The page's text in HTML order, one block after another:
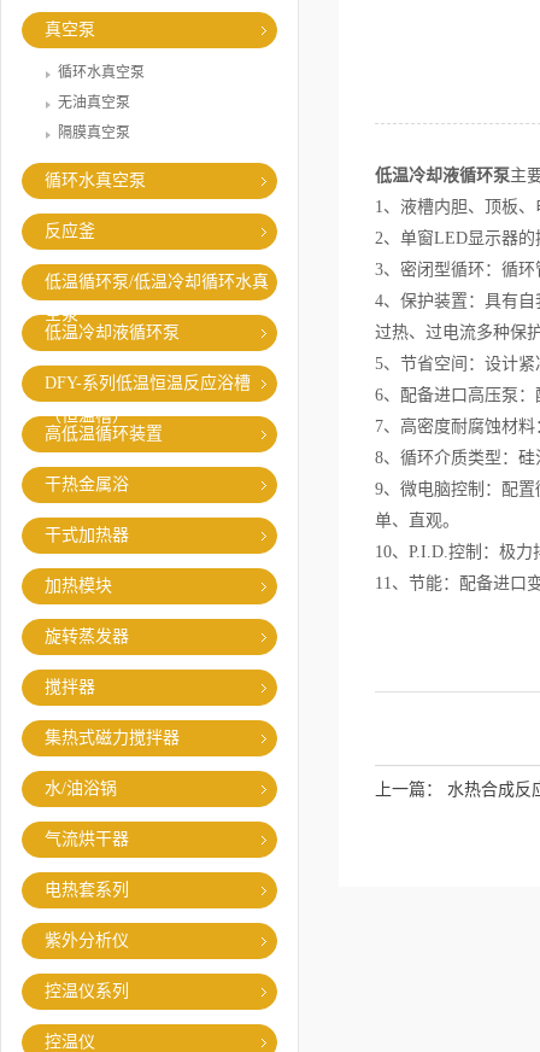
真空泵
循环水真空泵
无油真空泵
隔膜真空泵
循环水真空泵
反应釜
低温循环泵/低温冷却循环水真
空泵
低温冷却液循环泵
DFY-系列低温恒温反应浴槽
（恒温槽）
高低温循环装置
干热金属浴
干式加热器
加热模块
旋转蒸发器
搅拌器
集热式磁力搅拌器
水/油浴锅
气流烘干器
电热套系列
紫外分析仪
控温仪系列
控温仪
低温冷却液循环泵主
1、液槽内胆、顶板
2、单窗LED显示器
3、密闭型循环：循
4、保护装置：具有
过热、过电流多种保
5、节省空间：设计
6、配备进口高压泵
7、高密度耐腐蚀材
8、循环介质类型：
9、微电脑控制：配
单、直观。
10、P.I.D.控制：极
11、节能：配备进口
上一篇： 水热合成反